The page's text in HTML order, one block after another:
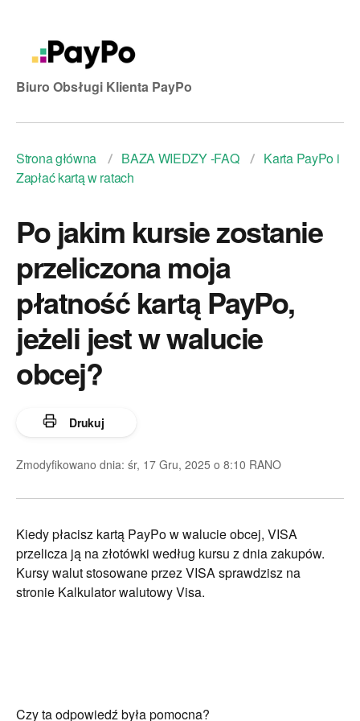
Biuro Obsługi Klienta PayPo
Strona główna BAZA WIEDZY -FAQ
Karta PayPo i
Zapłać kartą w ratach
Po jakim kursie zostanie
przeliczona moja
płatność kartą PayPo,
jeżeli jest w walucie
obcej?
Drukuj
Zmodyfikowano dnia: śr, 17 Gru, 2025 o 8:10 RANO
Kiedy płacisz kartą PayPo w walucie obcej, VISA
przelicza ją na złotówki według kursu z dnia zakupów.
Kursy walut stosowane przez VISA sprawdzisz na
stronie Kalkulator walutowy Visa.
Czy ta odpowiedź była pomocna?